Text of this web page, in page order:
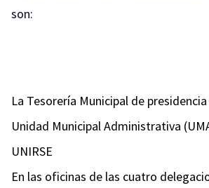
son:
La Tesorería Municipal de
Unidad Municipal Administrativa
UNIRSE
En las oficinas de las cuatro